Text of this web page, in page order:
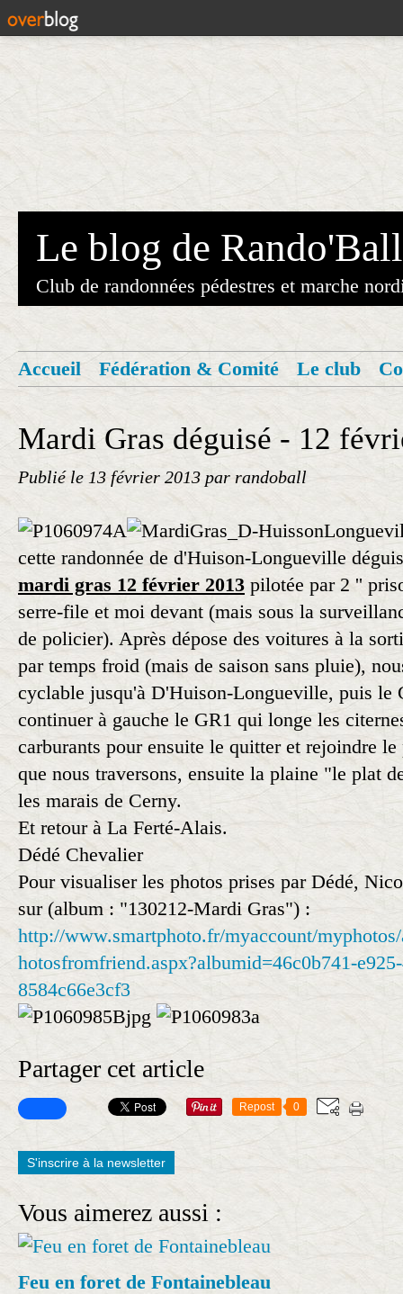
Le blog de Rando'Ball
Club de randonnées pédestres et marche
Accueil Fédération & Comité Le club
Mardi Gras déguisé - 12
Publié le 13 février 2013 par randoball
cette randonnée de d'Huison-Longueville
mardi gras 12 février 2013 pilotée par 2 ''
serre-file et moi devant (mais sous la
de policier). Après dépose des voitures à la
par temps froid (mais de saison sans pluie),
cyclable jusqu'à D'Huison-Longueville, puis le
continuer à gauche le GR1 qui longe les
carburants pour ensuite le quitter et rejoindre
que nous traversons, ensuite la plaine "le plat
les marais de Cerny.
Et retour à La Ferté-Alais.
Dédé Chevalier
Pour visualiser les photos prises par Dédé,
sur (album : "130212-Mardi Gras") :
http://www.smartphoto.fr/myaccount/
hotosfromfriend.aspx?albumid=46c0b741-
8584c66e3cf3
Partager cet article
Repost 0
S'inscrire à la newsletter
Vous aimerez aussi :
Feu en foret de Fontainebleau